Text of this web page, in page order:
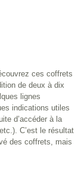
ces coffrets
de deux à dix
lignes
indications utiles
d’accéder à la
C’est le résultat
des coffrets, mais